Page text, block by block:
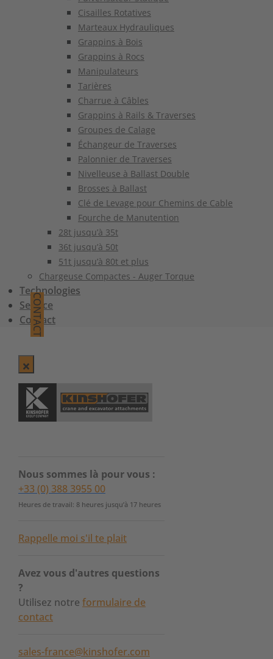
Cisailles Rotatives
Marteaux Hydrauliques
Grappins à Bois
Grappins à Rocs
Manipulateurs
Tarières
Charrue à Câbles
Grappins à Rails & Traverses
Groupes de Calage
Échangeur de Traverses
Palonnier de Traverses
Nivelleuse à Ballast Double
Brosses à Ballast
Clé de Levage pour Chemins de Cable
Fourche de Manutention
28t jusqu’à 35t
36t jusqu’à 50t
51t jusqu’à 80t et plus
Chargeuse Compactes - Auger Torque
Technologies
Service
Contact
CONTACT
Nous sommes là pour vous :
+33 (0) 388 3955 00
Heures de travail: 8 heures jusqu’à 17 heures
Rappelle moi s'il te plait
Avez vous d'autres questions
?
Utilisez notre formulaire de
contact
sales-france@kinshofer.com